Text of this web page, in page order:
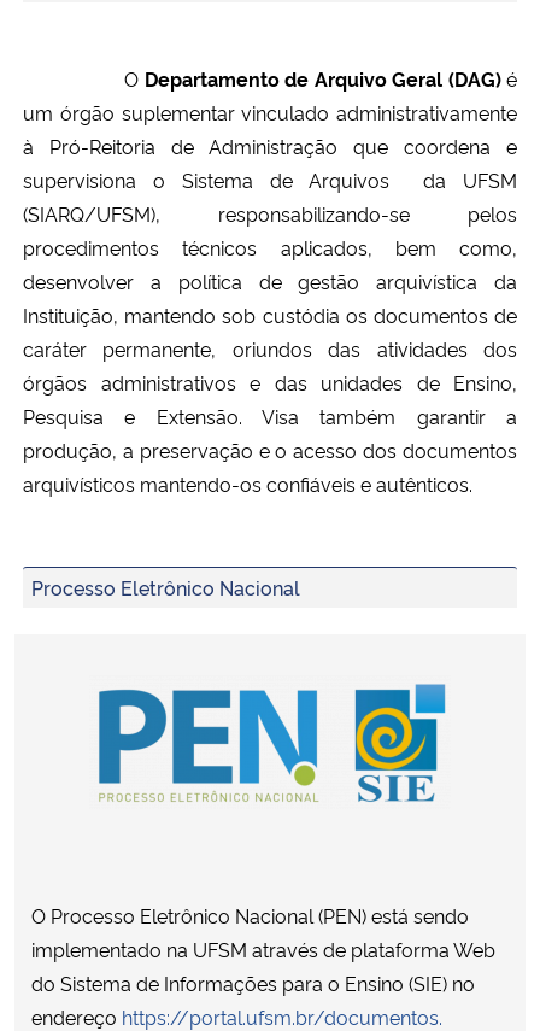
Ministério da Saúde
Ministério de Minas e Energia
Ministério da Ciência, Tecnologia, Inovações e Comunicações
Ministério do Meio Ambiente
Ministério do Turismo
Controladoria-Geral da União
Secretaria-Geral
Gabinete de Segurança Institucional
Advocacia-Geral da União
Planalto
O Departamento de Arquivo Geral (DAG)é
um órgão suplementar vinculado administrativamente
à Pró-Reitoria de Administração que coordena e
supervisiona o Sistema de Arquivos da UFSM
(SIARQ/UFSM), responsabilizando-se pelos
procedimentos técnicos aplicados, bem como,
desenvolver a política de gestão arquivística da
Instituição, mantendo sob custódia os documentos de
caráter permanente, oriundos das atividades dos
órgãos administrativos e das unidades de Ensino,
Pesquisa e Extensão. Visa também garantir a
produção, a preservação e o acesso dos documentos
arquivísticos mantendo-os confiáveis e autênticos.
Processo Eletrônico Nacional
O Processo Eletrônico Nacional (PEN) está sendo
implementado na UFSM através de plataforma Web
do Sistema de Informações para o Ensino (SIE) no
endereço https://portal.ufsm.br/documentos.